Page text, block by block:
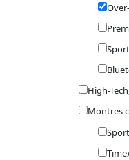
High-
Montres